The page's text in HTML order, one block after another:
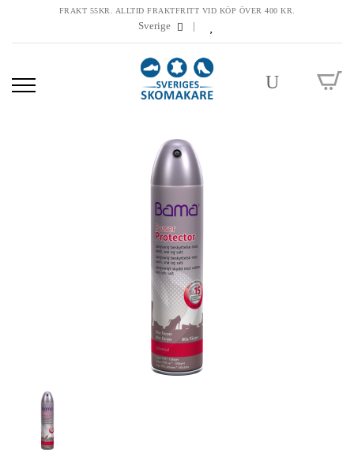
FRAKT 55KR. ALLTID FRAKTFRITT VID KÖP ÖVER 400 KR.
Sverige